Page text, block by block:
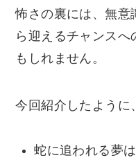
怖さの裏には、無意
ら迎えるチャンス
もしれません。
今回紹介したように、
蛇に追われる夢